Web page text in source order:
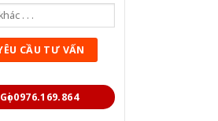
Gọi 0976.169.864